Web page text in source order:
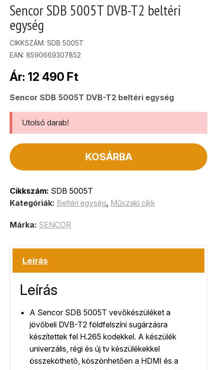
Sencor SDB 5005T DVB-T2 beltéri
egység
CIKKSZÁM: SDB 5005T
EAN: 8590669307852
Ár: 12 490 Ft
Sencor SDB 5005T DVB-T2 beltéri egység
Utolsó darab!
KOSÁRBA
Cikkszám: SDB 5005T
Kategóriák: Beltéri egység, Műszaki cikk
Márka: SENCOR
Leírás
Leírás
A Sencor SDB 5005T vevőkészüléket a
jövőbeli DVB-T2 földfelszíni sugárzásra
készítettek fel H.265 kodekkel. A készülék
univerzális, régi és új tv készülékekkel
összeköthető, köszönhetően a HDMI és a